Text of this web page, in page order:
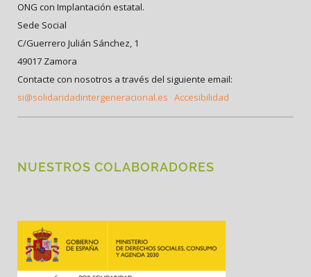
ONG con Implantación estatal.
Sede Social
C/Guerrero Julián Sánchez, 1
49017 Zamora
Contacte con nosotros a través del siguiente email:
si@solidaridadintergeneracional.es Accesibilidad
NUESTROS COLABORADORES